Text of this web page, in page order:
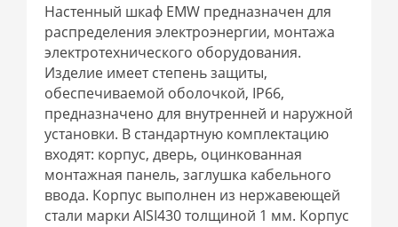
Настенный шкаф EMW предназначен для
распределения электроэнергии, монтажа
электротехнического оборудования.
Изделие имеет степень защиты,
обеспечиваемой оболочкой, IP66,
предназначено для внутренней и наружной
установки. В стандартную комплектацию
входят: корпус, дверь, оцинкованная
монтажная панель, заглушка кабельного
ввода. Корпус выполнен из нержавеющей
стали марки AISI430 толщиной 1 мм. Корпус